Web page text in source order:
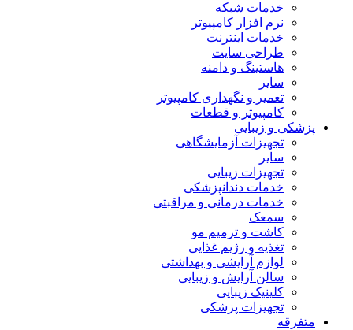
خدمات شبکه
نرم افزار کامپیوتر
خدمات اینترنت
طراحی سایت
هاستینگ و دامنه
سایر
تعمیر و نگهداری کامپیوتر
کامپیوتر و قطعات
پزشکی و زیبایی
تجهیزات آزمایشگاهی
سایر
تجهیزات زیبایی
خدمات دندانپزشکی
خدمات درمانی و مراقبتی
سمعک
کاشت و ترمیم مو
تغذیه و رژیم غذایی
لوازم آرایشی و بهداشتی
سالن آرایش و زیبایی
کلینیک زیبایی
تجهیزات پزشکی
متفرقه